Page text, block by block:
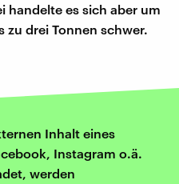
handelte es sich aber um
drei Tonnen schwer.
Inhalt eines
Instagram o.ä.
werden